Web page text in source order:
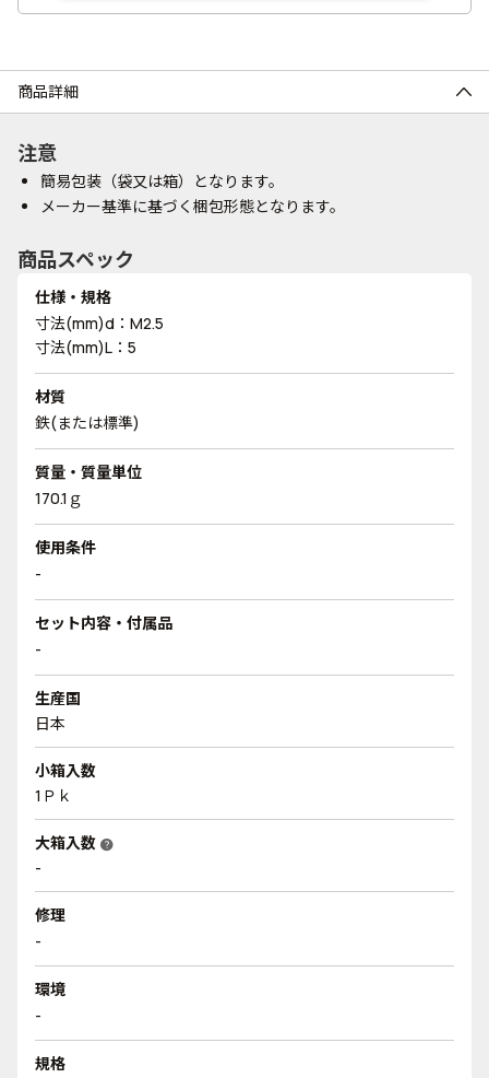
商品詳細
注意
簡易包装（袋又は箱）となります。
メーカー基準に基づく梱包形態となります。
商品スペック
仕様・規格
寸法(mm)d：M2.5
寸法(mm)L：5
材質
鉄(または標準)
質量・質量単位
170.1ｇ
使用条件
-
セット内容・付属品
-
生産国
日本
小箱入数
1Ｐｋ
大箱入数 help
-
修理
-
環境
-
規格